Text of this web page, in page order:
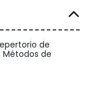
de
de